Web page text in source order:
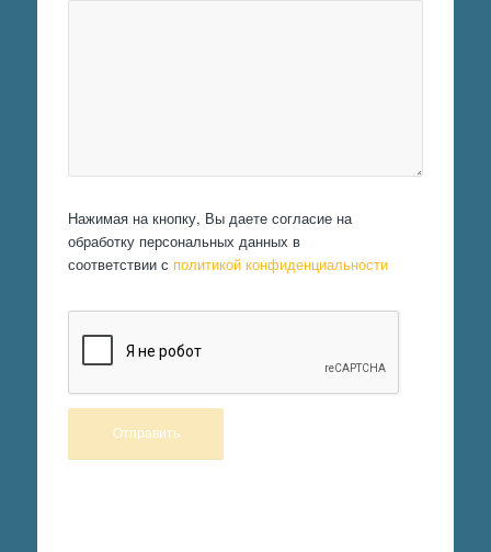
Нажимая на кнопку, Вы даете согласие на
обработку персональных данных в
соответствии с политикой конфиденциальности